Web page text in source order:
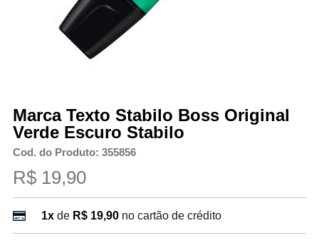
Marca Texto Stabilo Boss Original
Verde Escuro Stabilo
Cod. do Produto: 355856
R$ 19,90
1xde R$ 19,90 no cartão de crédito